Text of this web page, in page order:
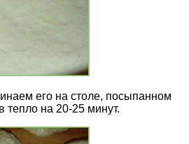
его на столе, посыпанном
тепло на 20-25 минут.